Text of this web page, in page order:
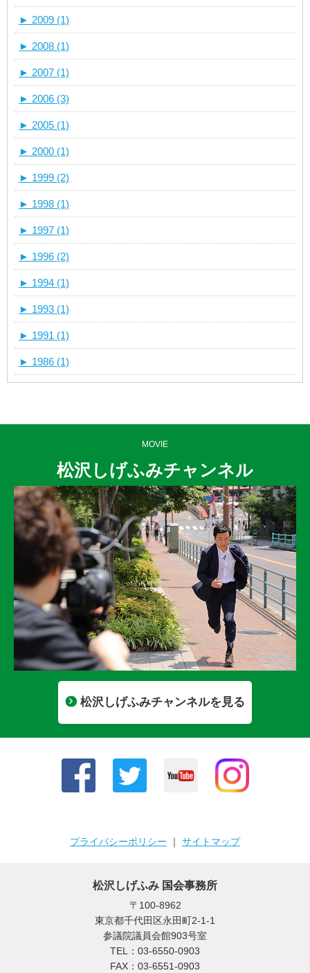
► 2009 (1)
► 2008 (1)
► 2007 (1)
► 2006 (3)
► 2005 (1)
► 2000 (1)
► 1999 (2)
► 1998 (1)
► 1997 (1)
► 1996 (2)
► 1994 (1)
► 1993 (1)
► 1991 (1)
► 1986 (1)
MOVIE
松沢しげふみチャンネル
松沢しげふみチャンネルを見る
プライバシーポリシー ｜ サイトマップ
松沢しげふみ 国会事務所
〒100-8962
東京都千代田区永田町2-1-1
参議院議員会館903号室
TEL：03-6550-0903
FAX：03-6551-0903